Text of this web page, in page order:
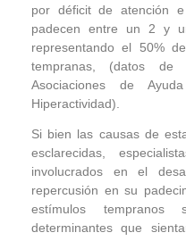
por déficit de atención
padecen entre un 2 y
representando el 50%
tempranas, (datos de
Asociaciones de
Hiperactividad).
Si bien las causas de
esclarecidas,
involucrados en el
repercusión en su
estímulos
determinantes que